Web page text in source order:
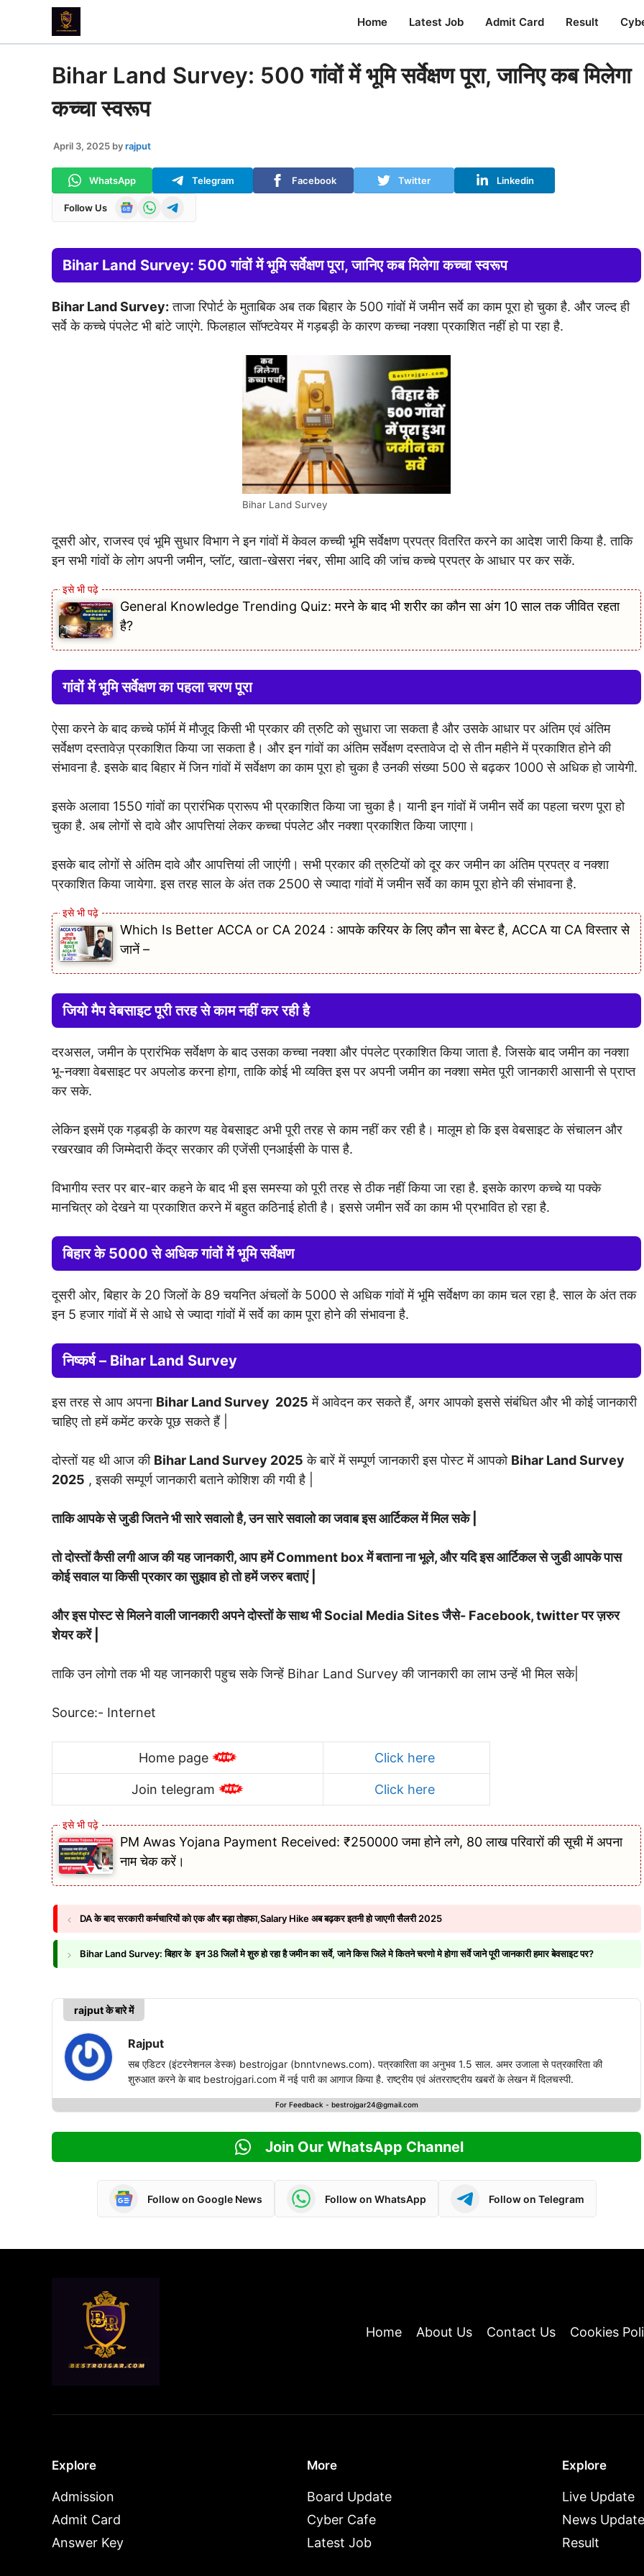
content
Home Latest Job Admit Card Result
Bihar Land Survey: 500 गांवों में भूमि सर्वेक्षण पूरा, जानिए कब मिलेगा
कच्चा स्वरूप
April 3, 2025 byrajput
WhatsApp Telegram Facebook Twitter Linkedin
Follow Us
Bihar Land Survey: 500 गांवों में भूमि सर्वेक्षण पूरा, जानिए कब मिलेगा कच्चा स्वरूप
Bihar Land Survey: ताजा रिपोर्ट के मुताबिक अब तक बिहार के 500 गांवों में जमीन सर्वे का काम पूरा हो चुका है. और जल्द ही
सर्वे के कच्चे पंपलेट भी बांटे जाएंगे. फिलहाल सॉफ्टवेयर में गड़बड़ी के कारण कच्चा नक्शा प्रकाशित नहीं हो पा रहा है.
Bihar Land Survey
दूसरी ओर, राजस्व एवं भूमि सुधार विभाग ने इन गांवों में केवल कच्ची भूमि सर्वेक्षण प्रपत्र वितरित करने का आदेश जारी किया है. ताकि
इन सभी गांवों के लोग अपनी जमीन, प्लॉट, खाता-खेसरा नंबर, सीमा आदि की जांच कच्चे प्रपत्र के आधार पर कर सकें.
General Knowledge Trending Quiz: मरने के बाद भी शरीर का कौन सा अंग 10 साल तक जीवित रहता
है?
गांवों में भूमि सर्वेक्षण का पहला चरण पूरा
ऐसा करने के बाद कच्चे फॉर्म में मौजूद किसी भी प्रकार की त्रुटि को सुधारा जा सकता है और उसके आधार पर अंतिम एवं अंतिम
सर्वेक्षण दस्तावेज़ प्रकाशित किया जा सकता है। और इन गांवों का अंतिम सर्वेक्षण दस्तावेज दो से तीन महीने में प्रकाशित होने की
संभावना है. इसके बाद बिहार में जिन गांवों में सर्वेक्षण का काम पूरा हो चुका है उनकी संख्या 500 से बढ़कर 1000 से अधिक हो जायेगी.
इसके अलावा 1550 गांवों का प्रारंभिक प्रारूप भी प्रकाशित किया जा चुका है। यानी इन गांवों में जमीन सर्वे का पहला चरण पूरा हो
चुका है. अब लोगों से दावे और आपत्तियां लेकर कच्चा पंपलेट और नक्शा प्रकाशित किया जाएगा।
इसके बाद लोगों से अंतिम दावे और आपत्तियां ली जाएंगी। सभी प्रकार की त्रुटियों को दूर कर जमीन का अंतिम प्रपत्र व नक्शा
प्रकाशित किया जायेगा. इस तरह साल के अंत तक 2500 से ज्यादा गांवों में जमीन सर्वे का काम पूरा होने की संभावना है.
Which Is Better ACCA or CA 2024 : आपके करियर के लिए कौन सा बेस्ट है, ACCA या CA विस्तार से
जानें –
जियो मैप वेबसाइट पूरी तरह से काम नहीं कर रही है
दरअसल, जमीन के प्रारंभिक सर्वेक्षण के बाद उसका कच्चा नक्शा और पंपलेट प्रकाशित किया जाता है. जिसके बाद जमीन का नक्शा
भू-नक्शा वेबसाइट पर अपलोड करना होगा, ताकि कोई भी व्यक्ति इस पर अपनी जमीन का नक्शा समेत पूरी जानकारी आसानी से प्राप्त
कर सके.
लेकिन इसमें एक गड़बड़ी के कारण यह वेबसाइट अभी पूरी तरह से काम नहीं कर रही है। मालूम हो कि इस वेबसाइट के संचालन और
रखरखाव की जिम्मेदारी केंद्र सरकार की एजेंसी एनआईसी के पास है.
विभागीय स्तर पर बार-बार कहने के बाद भी इस समस्या को पूरी तरह से ठीक नहीं किया जा रहा है. इसके कारण कच्चे या पक्के
मानचित्र को देखने या प्रकाशित करने में बहुत कठिनाई होती है। इससे जमीन सर्वे का काम भी प्रभावित हो रहा है.
बिहार के 5000 से अधिक गांवों में भूमि सर्वेक्षण
दूसरी ओर, बिहार के 20 जिलों के 89 चयनित अंचलों के 5000 से अधिक गांवों में भूमि सर्वेक्षण का काम चल रहा है. साल के अंत तक
इन 5 हजार गांवों में से आधे से ज्यादा गांवों में सर्वे का काम पूरा होने की संभावना है.
निष्कर्ष – Bihar Land Survey
इस तरह से आप अपना Bihar Land Survey 2025 में आवेदन कर सकते हैं, अगर आपको इससे संबंधित और भी कोई जानकारी
चाहिए तो हमें कमेंट करके पूछ सकते हैं |
दोस्तों यह थी आज की Bihar Land Survey 2025 के बारें में सम्पूर्ण जानकारी इस पोस्ट में आपको Bihar Land Survey
2025 , इसकी सम्पूर्ण जानकारी बताने कोशिश की गयी है |
ताकि आपके से जुडी जितने भी सारे सवालो है, उन सारे सवालो का जवाब इस आर्टिकल में मिल सके |
तो दोस्तों कैसी लगी आज की यह जानकारी, आप हमें Comment box में बताना ना भूले, और यदि इस आर्टिकल से जुडी आपके पास
कोई सवाल या किसी प्रकार का सुझाव हो तो हमें जरुर बताएं |
और इस पोस्ट से मिलने वाली जानकारी अपने दोस्तों के साथ भी Social Media Sites जैसे- Facebook, twitter पर ज़रुर
शेयर करें |
ताकि उन लोगो तक भी यह जानकारी पहुच सके जिन्हें Bihar Land Survey की जानकारी का लाभ उन्हें भी मिल सके|
Source:- Internet
Home page Click here
Join telegram Click here
PM Awas Yojana Payment Received: ₹250000 जमा होने लगे, 80 लाख परिवारों की सूची में अपना
नाम चेक करें।
DA के बाद सरकारी कर्मचारियों को एक और बड़ा तोहफा,Salary Hike अब बढ़कर इतनी हो जाएगी सैलरी 2025
Bihar Land Survey: बिहार के इन 38 जिलों मे शुरु हो रहा है जमीन का सर्वे, जाने किस जिले मे कितने चरणो मे होगा सर्वे जाने पूरी जानकारी हमार बेवसाइट पर?
rajput के बारे में
Rajput
सब एडिटर (इंटरनेशनल डेस्क) bestrojgar (bnntvnews.com). पत्रकारिता का अनुभव 1.5 साल. अमर उजाला से पत्रकारिता की
शुरुआत करने के बाद bestrojgari.com में नई पारी का आगाज किया है. राष्ट्रीय एवं अंतरराष्ट्रीय खबरों के लेखन में दिलचस्पी.
For Feedback - bestrojgar24@gmail.com
Join Our WhatsApp Channel
Follow on Google News Follow on WhatsApp Follow on Telegram
Home About Us Contact Us Cookies
Explore
Admission
Admit Card
Answer Key
More
Board Update
Cyber Cafe
Latest Job
Explore
Live Update
News Update
Result